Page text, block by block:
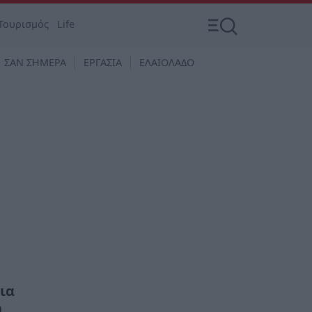
Life
ΣΑΝ ΣΗΜΕΡΑ ΕΡΓΑΣΙΑ ΕΛΑΙΟΛΑΔΟ